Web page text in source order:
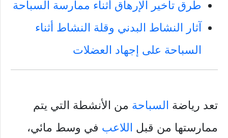
طرق تأخير الإرهاق أثناء ممارسة السباحة
آثار النشاط البدني وقلة النشاط أثناء
السباحة على إجهاد العضلات
تعد رياضة السباحة من الأنشطة التي يتم
ممارستها من قبل اللاعب في وسط مائي،